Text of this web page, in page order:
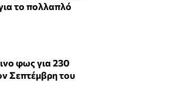
το πολλαπλό
φως για 230
Σεπτέμβρη του